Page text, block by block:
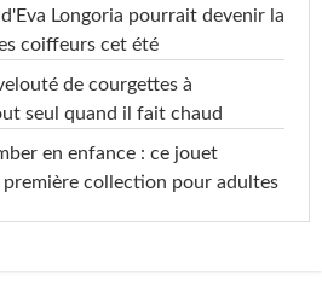
Longoria pourrait devenir la
coiffeurs cet été
de courgettes à
seul quand il fait chaud
en enfance : ce jouet
collection pour adultes